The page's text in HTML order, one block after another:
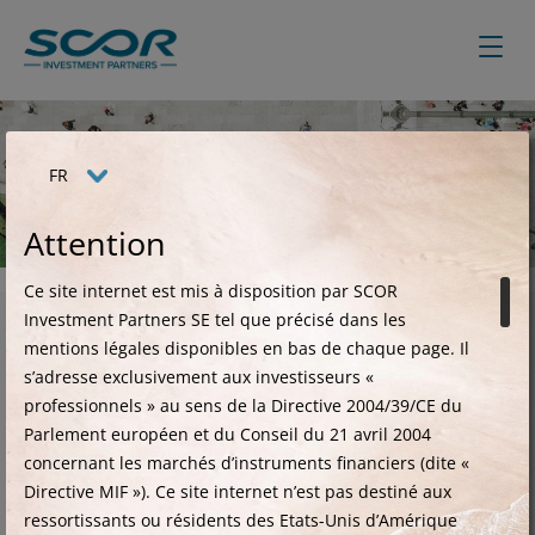
contenu
principal
Equipe
Affinez votre sélection
FR
Attention
Ce site internet est mis à disposition par SCOR
Investment Partners SE tel que précisé dans les
mentions légales disponibles en bas de chaque page. Il
s’adresse exclusivement aux investisseurs «
professionnels » au sens de la Directive 2004/39/CE du
Parlement européen et du Conseil du 21 avril 2004
concernant les marchés d’instruments financiers (dite «
Directive MIF »). Ce site internet n’est pas destiné aux
ressortissants ou résidents des Etats-Unis d’Amérique